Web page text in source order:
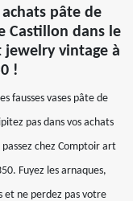
pâte de
Castillon dans le
jewelry vintage à
!
fausses vases pâte de
pas dans vos achats
chez Comptoir art
Fuyez les arnaques,
et ne perdez pas votre